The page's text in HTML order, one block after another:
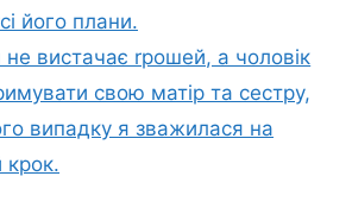
його плани.
вистачає rрошей, а чоловік
свою матір та сестру,
випадку я зважилася на
крок.